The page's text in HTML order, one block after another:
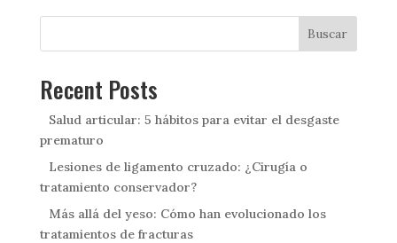
Buscar
Recent Posts
Salud articular: 5 hábitos para evitar el desgaste
prematuro
Lesiones de ligamento cruzado: ¿Cirugía o
tratamiento conservador?
Más allá del yeso: Cómo han evolucionado los
tratamientos de fracturas